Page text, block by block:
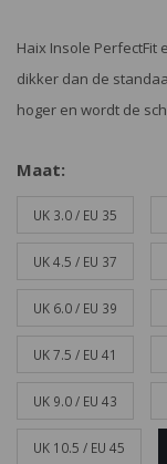
Haix Insole PerfectFit
dikker dan de
hoger en wordt de
Maat:
UK 3.0 / EU 35
UK 4.5 / EU 37
UK 6.0 / EU 39
UK 7.5 / EU 41
UK 9.0 / EU 43
UK 10.5 / EU 45